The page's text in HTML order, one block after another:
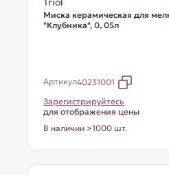
Миска керамическая для
"Клубника", 0, 05л
Артикул40231001
Зарегистрируйтесь
для отображения цены
В наличии >1000 шт.